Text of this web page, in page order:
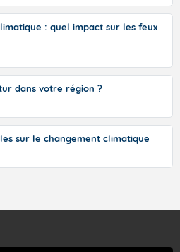
: quel impact sur les feux
dans votre région ?
sur le changement climatique